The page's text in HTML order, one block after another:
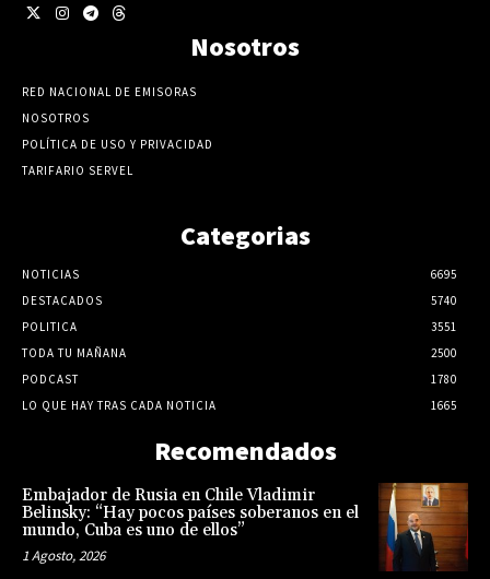
Nosotros
RED NACIONAL DE EMISORAS
NOSOTROS
POLÍTICA DE USO Y PRIVACIDAD
TARIFARIO SERVEL
Categorias
NOTICIAS
6695
DESTACADOS
5740
POLITICA
3551
TODA TU MAÑANA
2500
PODCAST
1780
LO QUE HAY TRAS CADA NOTICIA
1665
Recomendados
Embajador de Rusia en Chile Vladimir
Belinsky: “Hay pocos países soberanos en el
mundo, Cuba es uno de ellos”
1 Agosto, 2026